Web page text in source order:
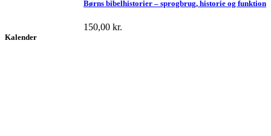
Børns bibelhistorier – sprogbrug, historie og funktion
150,00 kr.
Kalender